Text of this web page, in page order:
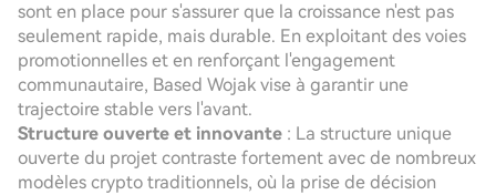
sont en place pour s'assurer que la croissance n'est pas
seulement rapide, mais durable. En exploitant des voies
promotionnelles et en renforçant l'engagement
communautaire, Based Wojak vise à garantir une
trajectoire stable vers l'avant.
Structure ouverte et innovante : La structure unique
ouverte du projet contraste fortement avec de nombreux
modèles crypto traditionnels, où la prise de décision